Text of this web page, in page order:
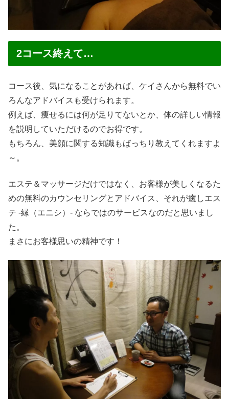
2コース終えて…
コース後、気になることがあれば、ケイさんから無料でい
ろんなアドバイスも受けられます。
例えば、痩せるには何が足りてないとか、体の詳しい情報
を説明していただけるのでお得です。
もちろん、美顔に関する知識もばっちり教えてくれますよ
～。
エステ＆マッサージだけではなく、お客様が美しくなるた
めの無料のカウンセリングとアドバイス、それが癒しエス
テ -縁（エニシ）- ならではのサービスなのだと思いまし
た。
まさにお客様思いの精神です！